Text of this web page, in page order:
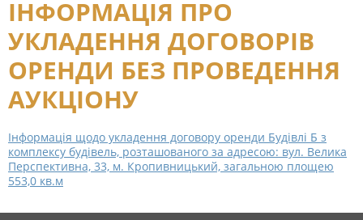
ІНФОРМАЦІЯ ПРО
УКЛАДЕННЯ ДОГОВОРІВ
ОРЕНДИ БЕЗ ПРОВЕДЕННЯ
АУКЦІОНУ
Інформація щодо укладення договору оренди Будівлі Б з
комплексу будівель, розташованого за адресою: вул. Велика
Перспективна, 33, м. Кропивницький, загальною площею
553,0 кв.м